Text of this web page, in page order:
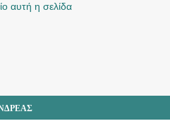
αυτή η σελίδα